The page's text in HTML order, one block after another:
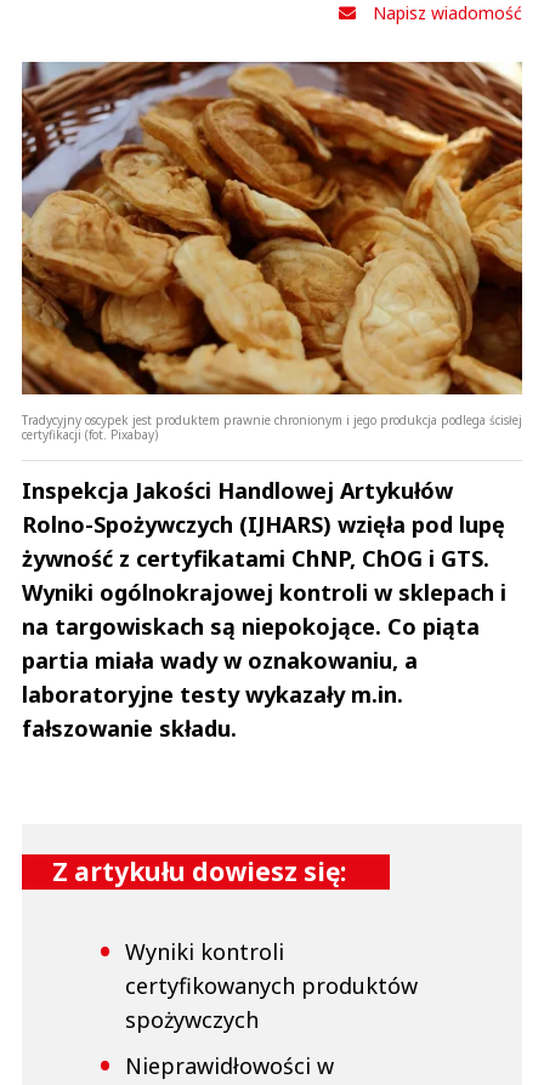
Napisz wiadomość
Tradycyjny oscypek jest produktem prawnie chronionym i jego produkcja podlega ścisłej
certyfikacji (fot. Pixabay)
Inspekcja Jakości Handlowej Artykułów
Rolno-Spożywczych (IJHARS) wzięła pod lupę
żywność z certyfikatami ChNP, ChOG i GTS.
Wyniki ogólnokrajowej kontroli w sklepach i
na targowiskach są niepokojące. Co piąta
partia miała wady w oznakowaniu, a
laboratoryjne testy wykazały m.in.
fałszowanie składu.
Z artykułu dowiesz się:
Wyniki kontroli
certyfikowanych produktów
spożywczych
Nieprawidłowości w